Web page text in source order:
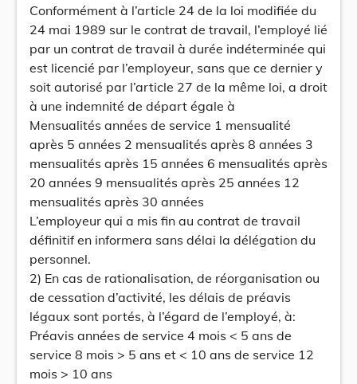
Conformément à l’article 24 de la loi modifiée du
24 mai 1989 sur le contrat de travail, l’employé lié
par un contrat de travail à durée indéterminée qui
est licencié par l’employeur, sans que ce dernier y
soit autorisé par l’article 27 de la même loi, a droit
à une indemnité de départ égale à
Mensualités années de service 1 mensualité
après 5 années 2 mensualités après 8 années 3
mensualités après 15 années 6 mensualités après
20 années 9 mensualités après 25 années 12
mensualités après 30 années
L’employeur qui a mis fin au contrat de travail
définitif en informera sans délai la délégation du
personnel.
2) En cas de rationalisation, de réorganisation ou
de cessation d’activité, les délais de préavis
légaux sont portés, à l’égard de l’employé, à:
Préavis années de service 4 mois < 5 ans de
service 8 mois > 5 ans et < 10 ans de service 12
mois > 10 ans